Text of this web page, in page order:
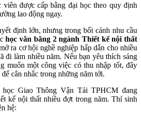
viên được cấp bằng đại học theo quy định
lao động ngay.
định lớn, nhưng trong bối cảnh nhu cầu
học văn bằng 2 ngành Thiết kế nội thất
ra cơ hội nghề nghiệp hấp dẫn cho nhiều
đi làm nhiều năm. Nếu bạn yêu thích sáng
muốn một công việc có thu nhập tốt, đây
cân nhắc trong những năm tới.
Giao Thông Vận Tải TPHCM đang
kế nội thất nhiều đợt trong năm. Thí sinh
hệ: